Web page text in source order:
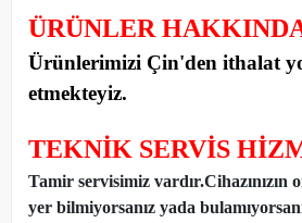
ÜRÜNLER
Ürünlerimizi Çin'den ithalat
etmekteyiz.
TEKNİK SERVİS
Tamir servisimiz vardır.Cihazınızın
yer bilmiyorsanız yada